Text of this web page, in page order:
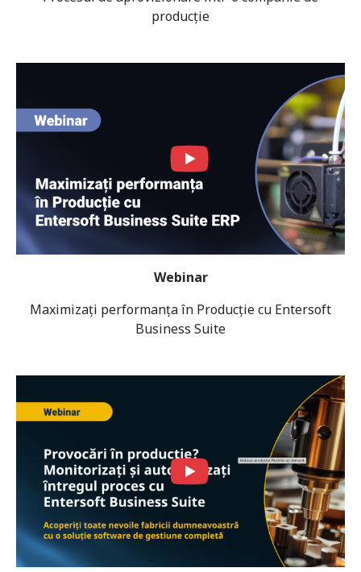
producție
Webinar
Maximizați performanța în Producție cu Entersoft
Business Suite